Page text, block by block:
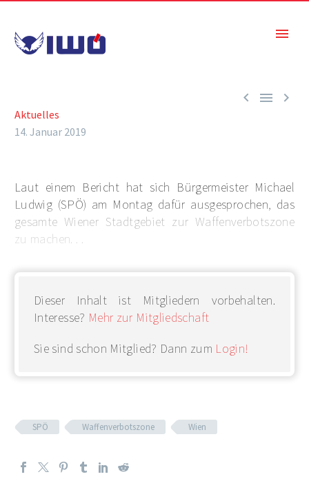
  
Aktuelles
14. Januar 2019
Laut einem Bericht hat sich Bürgermeister Michael
Ludwig (SPÖ) am Montag dafür ausgesprochen, das
gesamte Wiener Stadtgebiet zur Waffenverbotszone
zu machen. . .
Dieser Inhalt ist Mitgliedern vorbehalten.
Interesse? Mehr zur Mitgliedschaft
Sie sind schon Mitglied? Dann zum Login!
SPÖ Waffenverbotszone Wien